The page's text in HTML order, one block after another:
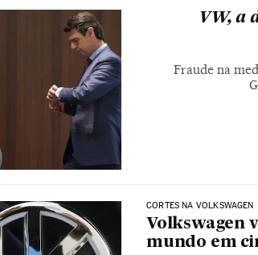
VW, a
Fraude na
CORTES NA VOLKSWAGEN
Volkswagen
mundo em